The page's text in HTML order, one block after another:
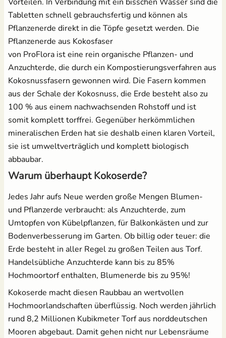
Tabletten schnell gebrauchsfertig und können als
Pflanzenerde direkt in die Töpfe gesetzt werden. Die
Pflanzenerde aus Kokosfaser
von ProFlora ist eine rein organische Pflanzen- und
Anzuchterde, die durch ein Kompostierungsverfahren aus
Kokosnussfasern gewonnen wird. Die Fasern kommen
aus der Schale der Kokosnuss, die Erde besteht also zu
100 % aus einem nachwachsenden Rohstoff und ist
somit komplett torffrei. Gegenüber herkömmlichen
mineralischen Erden hat sie deshalb einen klaren Vorteil,
sie ist umweltverträglich und komplett biologisch
abbaubar.
Warum überhaupt Kokoserde?
Jedes Jahr aufs Neue werden große Mengen Blumen-
und Pflanzerde verbraucht: als Anzuchterde, zum
Umtopfen von Kübelpflanzen, für Balkonkästen und zur
Bodenverbesserung im Garten. Ob billig oder teuer: die
Erde besteht in aller Regel zu großen Teilen aus Torf.
Handelsübliche Anzuchterde kann bis zu 85%
Hochmoortorf enthalten, Blumenerde bis zu 95%!
Kokoserde macht diesen Raubbau an wertvollen
Hochmoorlandschaften überflüssig. Noch werden jährlich
rund 8,2 Millionen Kubikmeter Torf aus norddeutschen
Mooren abgebaut. Damit gehen nicht nur Lebensräume
Zucchini
Zuckermais